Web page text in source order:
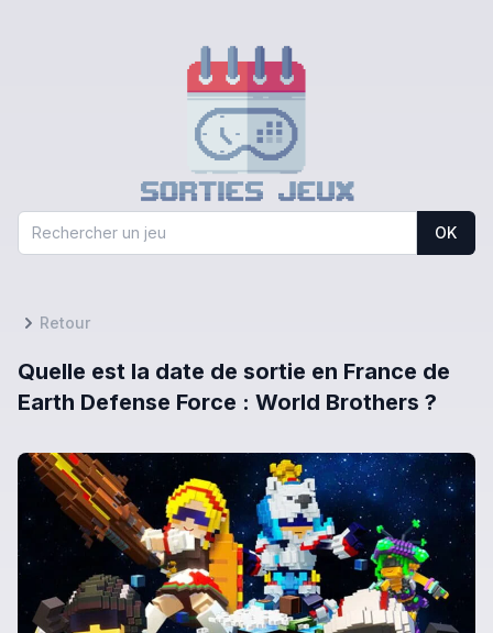
OK
Retour
Quelle est la date de sortie en France de
Earth Defense Force : World Brothers ?